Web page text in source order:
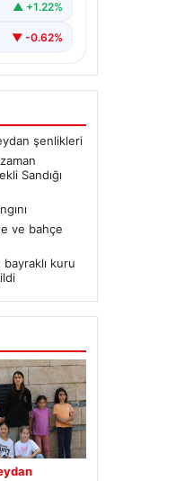
▲ +1.22%
▼ -0.62%
şenlikleri
Sandığı
ve bahçe
bayraklı kuru